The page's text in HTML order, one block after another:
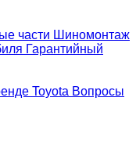
части Шиномонтаж
Гарантийный
Toyota Вопросы